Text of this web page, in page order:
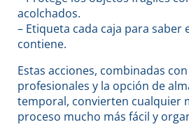
acolchados.
– Etiqueta cada caja para saber
contiene.
Estas acciones, combinadas
profesionales y la opción de
temporal, convierten cualquier
proceso mucho más fácil y